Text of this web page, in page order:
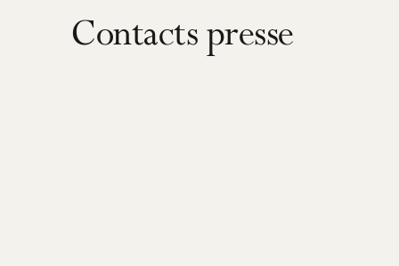
Contacts presse